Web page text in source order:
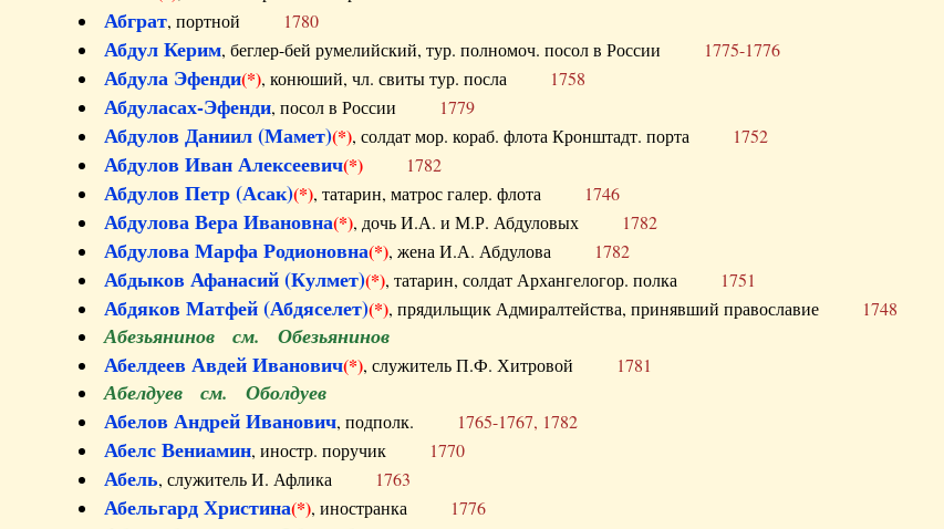
Абграт, портной 1780
Абдул Керим, беглер-бей румелийский, тур. полномоч. посол в России 1775-1776
Абдула Эфенди(*), конюший, чл. свиты тур. посла 1758
Абдуласах-Эфенди, посол в России 1779
Абдулов Даниил (Мамет)(*), солдат мор. кораб. флота Кронштадт. порта 1752
Абдулов Иван Алексеевич(*) 1782
Абдулов Петр (Асак)(*), татарин, матрос галер. флота 1746
Абдулова Вера Ивановна(*), дочь И.А. и М.Р. Абдуловых 1782
Абдулова Марфа Родионовна(*), жена И.А. Абдулова 1782
Абдыков Афанасий (Кулмет)(*), татарин, солдат Архангелогор. полка 1751
Абдяков Матфей (Абдяселет)(*), прядильщик Адмиралтейства, принявший православие 1748
Абезьянинов см. Обезьянинов
Абелдеев Авдей Иванович(*), служитель П.Ф. Хитровой 1781
Абелдуев см. Оболдуев
Абелов Андрей Иванович, подполк. 1765-1767, 1782
Абелс Вениамин, иностр. поручик 1770
Абель, служитель И. Афлика 1763
Абельгард Христина(*), иностранка 1776